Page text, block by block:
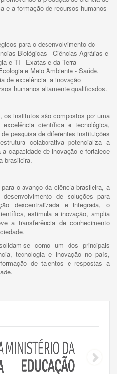
e a formação de recursos humanos
para o desenvolvimento do
Biológicas - Ciências Agrárias e
e TI - Exatas e da Terra -
e Meio Ambiente - Saúde.
de excelência, a inovação
humanos altamente qualificados.
os institutos são compostos por uma
científica e tecnológica,
pesquisa de diferentes instituições
colaborativa potencializa a
capacidade de inovação e fortalece
brasileira.
o avanço da ciência brasileira, a
de soluções para
descentralizada e integrada, o
estimula a inovação, amplia
a transferência de conhecimento
se como um dos principais
tecnologia e inovação no país,
de talentos e respostas a